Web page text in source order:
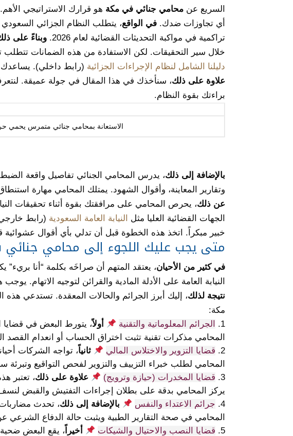
السريع عن محامي جنائي في مكة هو قرارك الاستراتيجي
أي تجاوزات ضدك. في الواقع، يتطلب النظام الجزائي السعودي
تراكمية في مواكبة التحديثات القضائية لعام 2026.
وبناءً على
خلال سير التحقيقات. لكن الاستفادة من هذه الضمانات تتطلب
دليلنا الشامل لنظام الإجراءات الجزائية (رابط داخلي). يساعدك
علاوة على ذلك، سنأخذك في هذا المقال في جولة عميقة.
براءتك بقوة النظام.
الاستعانة بمحامي جنائي متمرس يحمي
بالإضافة إلى ذلك، يدرس المحامي الجنائي تفاصيل واقعة
وتقارير المعاينة، وأقوال الشهود. يمتلك المحامي مهارة
عن ذلك، يحرص المحامي على مرافقتك بقوة أثناء تحقيقات
الجهات القضائية العليا مثل
النيابة العامة السعودية (رابط
خبير مبكراً. اتخذ هذه الخطوة قبل أن تدلي بأي أقوال عشوائية
متى يجب عليك اللجوء إلى محامي
في كثير من الأحيان، يعتقد المتهم أن صراخَه بكلمة “أنا بريء”
النيابة العامة على الأدلة المادية والقرائن لتوجيه الاتهام.
نتيجة لذلك، إليك أبرز الجرائم والحالات المعقدة. تستدعي
مكة:
الجرائم المعلوماتية والتقنية
أولاً، يتورط البعض في قضايا
المحامي مذكرات تقنية تثبت اختراق الحساب أو انعدام القصد
قضايا التزوير والاختلاس المالي
ثانياً، تواجه الشركات
المحامي لطلب خبراء التزييف والتزوير لفحص التواقيع وتبرئة
قضايا المخدرات (حيازة وترويج)
علاوة على ذلك، تعتبر
يركز المحامي بدقة على بطلان إجراءات التفتيش والقبض
جرائم الاعتداء والنفس
بالإضافة إلى ذلك، تحدث مضاربات
المحامي في صحة التقارير الطبية ويثبت حالة الدفاع الشرعي
قضايا النصب والاحتيال والشيكات
أخيراً، يقع البعض ضحية